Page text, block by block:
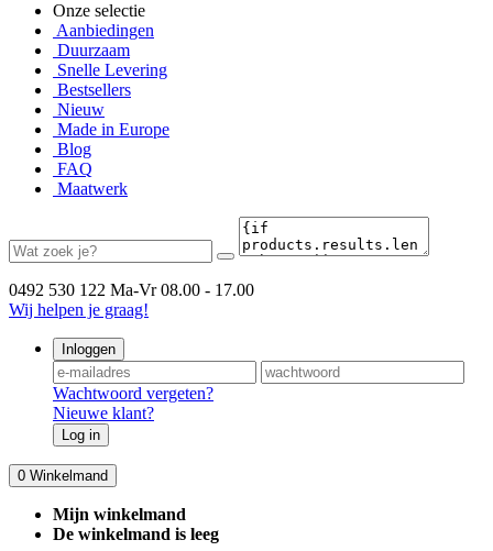
Onze selectie
Aanbiedingen
Duurzaam
Snelle Levering
Bestsellers
Nieuw
Made in Europe
Blog
FAQ
Maatwerk
0492 530 122 Ma-Vr 08.00 - 17.00
Wij helpen je graag!
Inloggen
Wachtwoord vergeten?
Nieuwe klant?
Log in
0 Winkelmand
Mijn winkelmand
De winkelmand is leeg